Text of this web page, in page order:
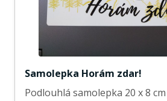
Samolepka Horám zdar!
Podlouhlá samolepka 20 x 8 cm